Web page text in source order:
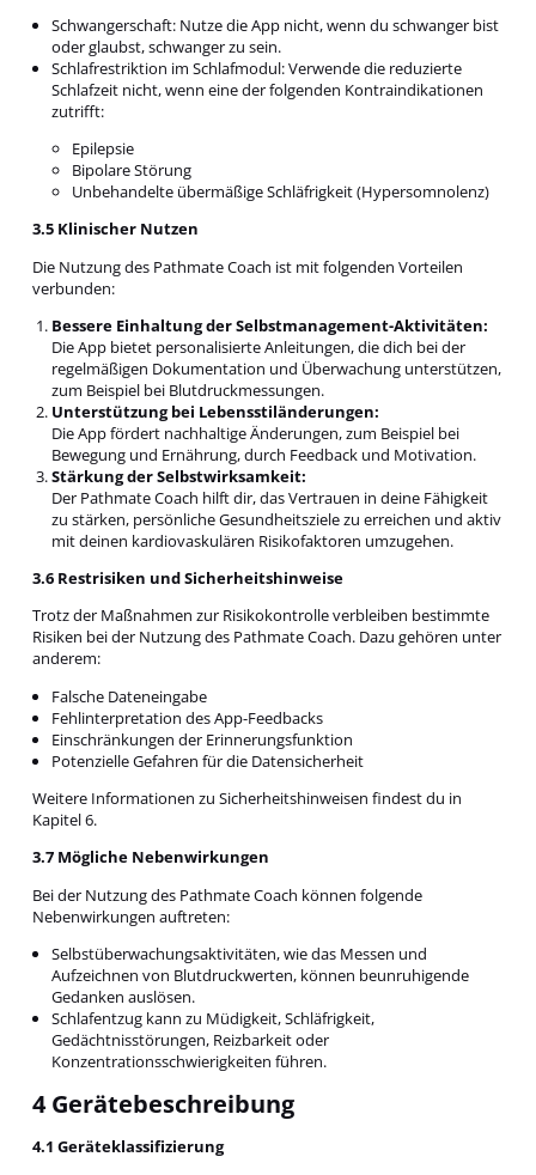
Schwangerschaft: Nutze die App nicht, wenn du schwanger bist
oder glaubst, schwanger zu sein.
Schlafrestriktion im Schlafmodul: Verwende die reduzierte
Schlafzeit nicht, wenn eine der folgenden Kontraindikationen
zutrifft:
Epilepsie
Bipolare Störung
Unbehandelte übermäßige Schläfrigkeit (Hypersomnolenz)
3.5 Klinischer Nutzen
Die Nutzung des Pathmate Coach ist mit folgenden Vorteilen
verbunden:
Bessere Einhaltung der Selbstmanagement-Aktivitäten:
Die App bietet personalisierte Anleitungen, die dich bei der
regelmäßigen Dokumentation und Überwachung unterstützen,
zum Beispiel bei Blutdruckmessungen.
Unterstützung bei Lebensstiländerungen:
Die App fördert nachhaltige Änderungen, zum Beispiel bei
Bewegung und Ernährung, durch Feedback und Motivation.
Stärkung der Selbstwirksamkeit:
Der Pathmate Coach hilft dir, das Vertrauen in deine Fähigkeit
zu stärken, persönliche Gesundheitsziele zu erreichen und aktiv
mit deinen kardiovaskulären Risikofaktoren umzugehen.
3.6 Restrisiken und Sicherheitshinweise
Trotz der Maßnahmen zur Risikokontrolle verbleiben bestimmte
Risiken bei der Nutzung des Pathmate Coach. Dazu gehören unter
anderem:
Falsche Dateneingabe
Fehlinterpretation des App-Feedbacks
Einschränkungen der Erinnerungsfunktion
Potenzielle Gefahren für die Datensicherheit
Weitere Informationen zu Sicherheitshinweisen findest du in
Kapitel 6.
3.7 Mögliche Nebenwirkungen
Bei der Nutzung des Pathmate Coach können folgende
Nebenwirkungen auftreten:
Selbstüberwachungsaktivitäten, wie das Messen und
Aufzeichnen von Blutdruckwerten, können beunruhigende
Gedanken auslösen.
Schlafentzug kann zu Müdigkeit, Schläfrigkeit,
Gedächtnisstörungen, Reizbarkeit oder
Konzentrationsschwierigkeiten führen.
4 Gerätebeschreibung
4.1 Geräteklassifizierung